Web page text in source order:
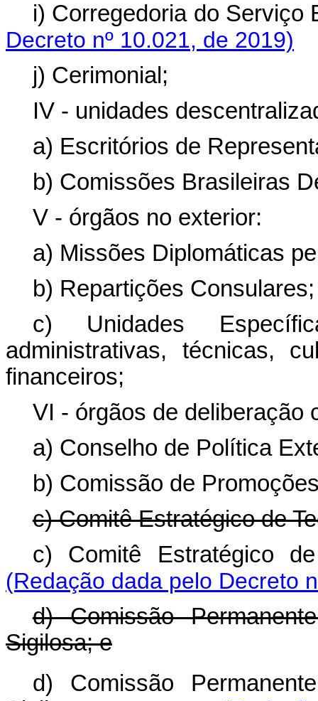
i) Corregedoria do Serviço
Decreto nº 10.021, de 2019)
j) Cerimonial;
IV - unidades
a) Escritórios de
b) Comissões Brasileiras
V - órgãos no exterior:
a) Missões Diplomáticas
b) Repartições
c) Unidades
administrativas, técnicas,
financeiros;
VI - órgãos de deliberação
a) Conselho de Política
b) Comissão de
c) Comitê Estratégico de
c) Comitê Estratégico
(Redação dada pelo Decreto
d) Comissão
Sigilosa; e
d) Comissão